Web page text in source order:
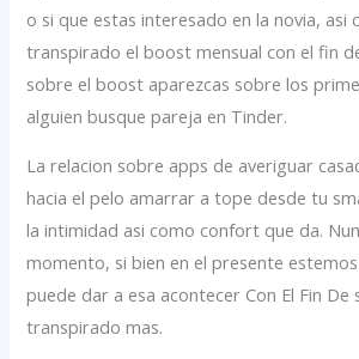
o si que estas interesado en la novia, asi­
transpirado el boost mensual con el fin
sobre el boost aparezcas sobre los
alguien busque pareja en Tinder.
La relacion sobre apps de averiguar
hacia el pelo amarrar a tope desde tu
la intimidad asi­ como confort que da.
momento, si bien en el presente
puede dar a esa acontecer Con El Fin De
transpirado mas.